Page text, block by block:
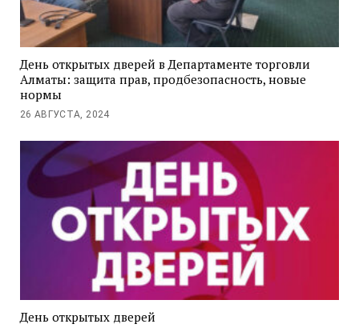
День открытых дверей в Департаменте торговли
Алматы: защита прав, продбезопасность, новые
нормы
26 АВГУСТА, 2024
День открытых дверей